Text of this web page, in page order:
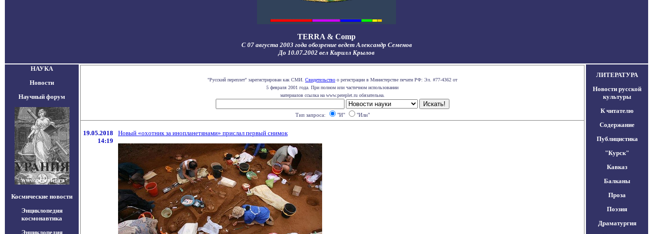
TERRA & Comp
С 07 августа 2003 года обозрение ведет Александр Семенов
До 10.07.2002 вел Кирилл Крылов
НАУКА
Новости
Научный форум
Космические новости
Энциклопедия
космонавтика
Энциклопедия
"Русский переплет" зарегистрирован как СМИ. Свидетельство о регистрации в Министерстве печати РФ: Эл. #77-4362 от
5 февраля 2001 года. При полном или частичном использовании
материалов ссылка на www.pereplet.ru обязательна.
Тип запроса: "И" "Или"
19.05.2018
14:19
Новый «охотник за инопланетянами» прислал первый снимок
ЛИТЕРАТУРА
Новости русской
культуры
К читателю
Содержание
Публицистика
"Курск"
Кавказ
Балканы
Проза
Поэзия
Драматургия